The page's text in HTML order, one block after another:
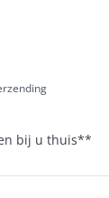
bij u thuis**